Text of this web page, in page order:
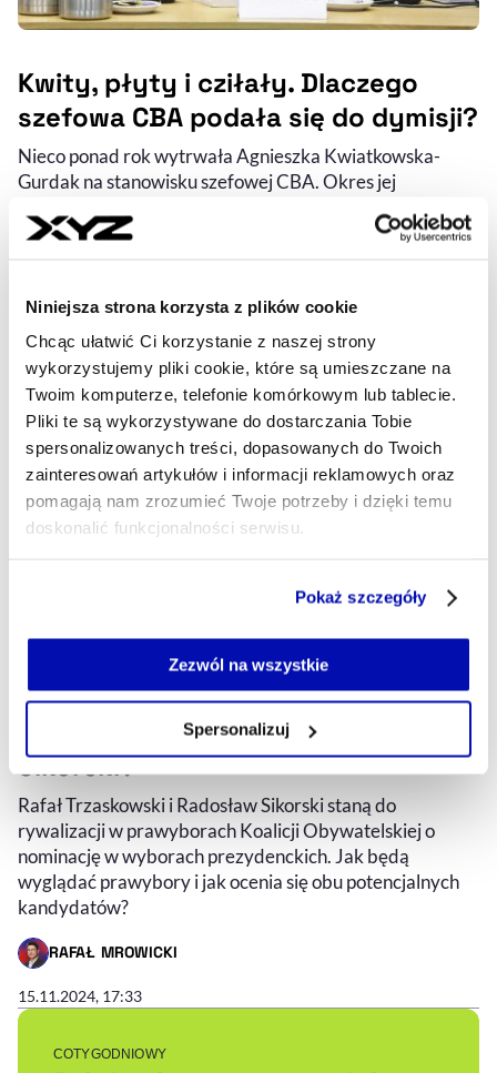
Niniejsza strona korzysta z plików cookie
Chcąc ułatwić Ci korzystanie z naszej strony
wykorzystujemy pliki cookie, które są umieszczane na
Twoim komputerze, telefonie komórkowym lub tablecie.
Pliki te są wykorzystywane do dostarczania Tobie
spersonalizowanych treści, dopasowanych do Twoich
zainteresowań artykułów i informacji reklamowych oraz
pomagają nam zrozumieć Twoje potrzeby i dzięki temu
doskonalić funkcjonalności serwisu.
Jeżeli nie wyrażasz zgody na zapisywanie plików cookie,
możesz łatwo zarządzać swoimi uprawnieniami, np. we
własnej przeglądarce internetowej lub po wybraniu opcji
naszej
Polityce Prywatności
Pokaż szczegóły
Zezwól na wszystkie
Spersonalizuj
Kwity, płyty i cziłały. Dlaczego
szefowa CBA podała się do dymisji?
Nieco ponad rok wytrwała Agnieszka Kwiatkowska-
Gurdak na stanowisku szefowej CBA. Okres jej
władzy nowej koalicji rządzącej. Jednak jej współpraca z
- AUTOR ARTYKUŁU - PROFIL
21.02.2025, 20:06
Prawybory w KO. Czym chcą
przekonać do siebie Trzaskowski i
Sikorski?
Rafał Trzaskowski i Radosław Sikorski staną do
rywalizacji w prawyborach Koalicji Obywatelskiej o
nominację w wyborach prezydenckich. Jak będą
wyglądać prawybory i jak ocenia się obu potencjalnych
kandydatów?
RAFAŁ MROWICKI
- AUTOR ARTYKUŁU - PROFIL
15.11.2024, 17:33